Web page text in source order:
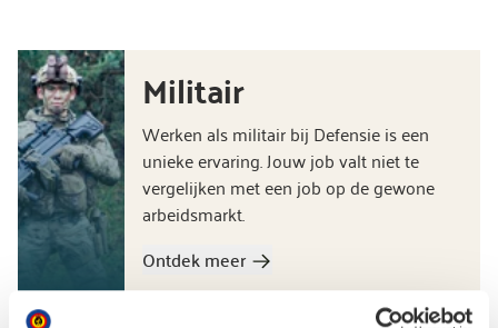
Militair
Werken als militair bij Defensie is een
unieke ervaring. Jouw job valt niet te
vergelijken met een job op de gewone
arbeidsmarkt.
Ontdek meer